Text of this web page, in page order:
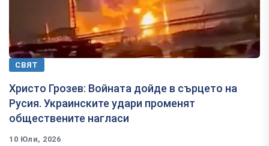
СВЯТ
Христо Грозев: Войната дойде в сърцето на
Русия. Украинските удари променят
обществените нагласи
10 Юли, 2026